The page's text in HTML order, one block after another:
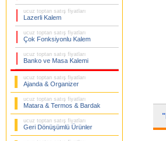
ucuz toptan satış fiyatları
Lazerli Kalem
ucuz toptan satış fiyatları
Çok Fonksiyonlu Kalem
ucuz toptan satış fiyatları
Banko ve Masa Kalemi
ucuz toptan satış fiyatları
Ajanda & Organizer
ucuz toptan satış fiyatları
Matara & Termos & Bardak
ucuz toptan satış fiyatları
Geri Dönüşümlü Ürünler